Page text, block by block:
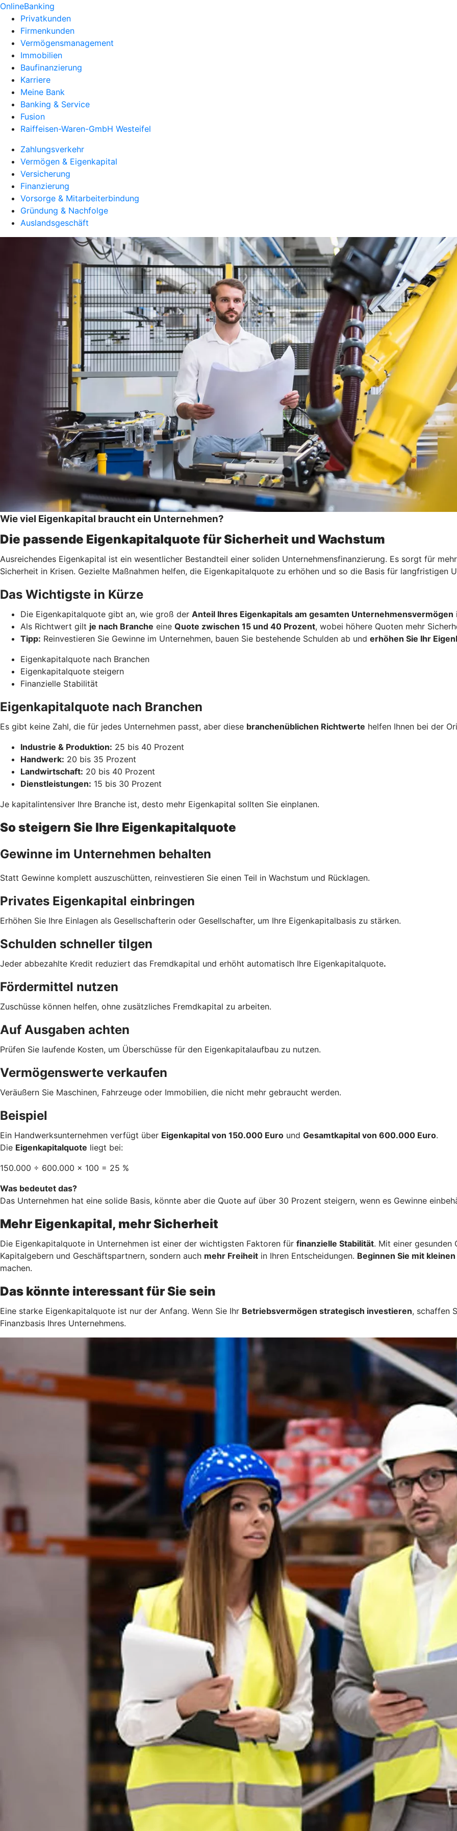
OnlineBanking
Privatkunden
Firmenkunden
Vermögensmanagement
Immobilien
Baufinanzierung
Karriere
Meine Bank
Banking & Service
Fusion
Raiffeisen-Waren-GmbH Westeifel
Zahlungsverkehr
Vermögen & Eigenkapital
Versicherung
Finanzierung
Vorsorge & Mitarbeiterbindung
Gründung & Nachfolge
Auslandsgeschäft
Wie viel Eigenkapital braucht ein Unternehmen?
Die passende Eigenkapitalquote für Sicherheit und Wachstum
Ausreichendes Eigenkapital ist ein wesentlicher Bestandteil einer soliden Unternehmensfinanzierung. Es sorgt für
Sicherheit in Krisen. Gezielte Maßnahmen helfen, die Eigenkapitalquote zu erhöhen und so die Basis für langfristigen
Das Wichtigste in Kürze
Die Eigenkapitalquote gibt an, wie groß der Anteil Ihres Eigenkapitals am gesamten Unternehmensvermögen
Als Richtwert gilt je nach Branche eine Quote zwischen 15 und 40 Prozent, wobei höhere Quoten mehr
Tipp: Reinvestieren Sie Gewinne im Unternehmen, bauen Sie bestehende Schulden ab und erhöhen Sie Ihr
Eigenkapitalquote nach Branchen
Eigenkapitalquote steigern
Finanzielle Stabilität
Eigenkapitalquote nach Branchen
Es gibt keine Zahl, die für jedes Unternehmen passt, aber diese branchenüblichen Richtwerte helfen Ihnen bei der
Industrie & Produktion: 25 bis 40 Prozent
Handwerk: 20 bis 35 Prozent
Landwirtschaft: 20 bis 40 Prozent
Dienstleistungen: 15 bis 30 Prozent
Je kapitalintensiver Ihre Branche ist, desto mehr Eigenkapital sollten Sie einplanen.
So steigern Sie Ihre Eigenkapitalquote
Gewinne im Unternehmen behalten
Statt Gewinne komplett auszuschütten, reinvestieren Sie einen Teil in Wachstum und Rücklagen.
Privates Eigenkapital einbringen
Erhöhen Sie Ihre Einlagen als Gesellschafterin oder Gesellschafter, um Ihre Eigenkapitalbasis zu stärken.
Schulden schneller tilgen
Jeder abbezahlte Kredit reduziert das Fremdkapital und erhöht automatisch Ihre Eigenkapitalquote.
Fördermittel nutzen
Zuschüsse können helfen, ohne zusätzliches Fremdkapital zu arbeiten.
Auf Ausgaben achten
Prüfen Sie laufende Kosten, um Überschüsse für den Eigenkapitalaufbau zu nutzen.
Vermögenswerte verkaufen
Veräußern Sie Maschinen, Fahrzeuge oder Immobilien, die nicht mehr gebraucht werden.
Beispiel
Ein Handwerksunternehmen verfügt über Eigenkapital von 150.000 Euro und Gesamtkapital von 600.000 Euro.
Die Eigenkapitalquote liegt bei:
150.000 ÷ 600.000 × 100 = 25 %
Was bedeutet das?
Das Unternehmen hat eine solide Basis, könnte aber die Quote auf über 30 Prozent steigern, wenn es Gewinne
Mehr Eigenkapital, mehr Sicherheit
Die Eigenkapitalquote in Unternehmen ist einer der wichtigsten Faktoren für finanzielle Stabilität. Mit einer gesunden
Kapitalgebern und Geschäftspartnern, sondern auch mehr Freiheit in Ihren Entscheidungen. Beginnen Sie mit
machen.
Das könnte interessant für Sie sein
Eine starke Eigenkapitalquote ist nur der Anfang. Wenn Sie Ihr Betriebsvermögen strategisch investieren, schaffen
Finanzbasis Ihres Unternehmens.